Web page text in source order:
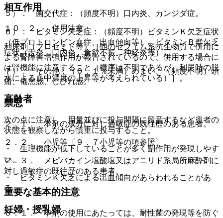
相互作用
１０．２． 併用注意：
利尿剤（フロセミド等）［他のセフェム系抗生物質で併用に
よる腎障害増強作用が報告されているので、併用する場合に
は腎機能に注意すること（機序は不明であるが、利尿時の脱
水による血中濃度の上昇等が考えられている）］。
高齢者
次の点に注意し、用量並びに投与間隔に留意するなど患者の
状態を観察しながら慎重に投与すること。
・ 生理機能が低下していることが多く副作用が発現しやす
い。
・ ビタミンＫ欠乏による出血傾向があらわれることがあ
る。
妊婦・授乳婦
５）． 菌交代症：（頻度不明）口内炎、カンジダ症。
６）． ビタミン欠乏症：（頻度不明）ビタミンＫ欠乏症状
（低プロトロンビン血症、出血傾向等）、ビタミンＢ群欠乏
症状（舌炎、口内炎、食欲不振、神経炎等）。
７）． その他：（０．１％未満）めまい、（頻度不明）頭
痛、倦怠感、しびれ感。
禁忌
２．１． 本剤の成分に対し過敏症の既往歴のある患者。
２．２． 小児等〔９．７小児等の項参照〕。
２．３． メピバカイン塩酸塩又はアニリド系局所麻酔剤に
対し過敏症の既往歴のある患者。
重要な基本的注意
８．１． 本剤の使用にあたっては、耐性菌の発現等を防ぐ